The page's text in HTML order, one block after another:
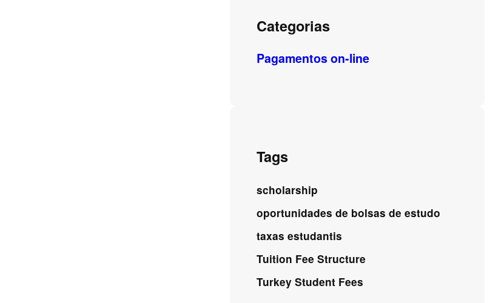
Categorias
Pagamentos on-line
Tags
scholarship
oportunidades de bolsas de estudo
taxas estudantis
Tuition Fee Structure
Turkey Student Fees